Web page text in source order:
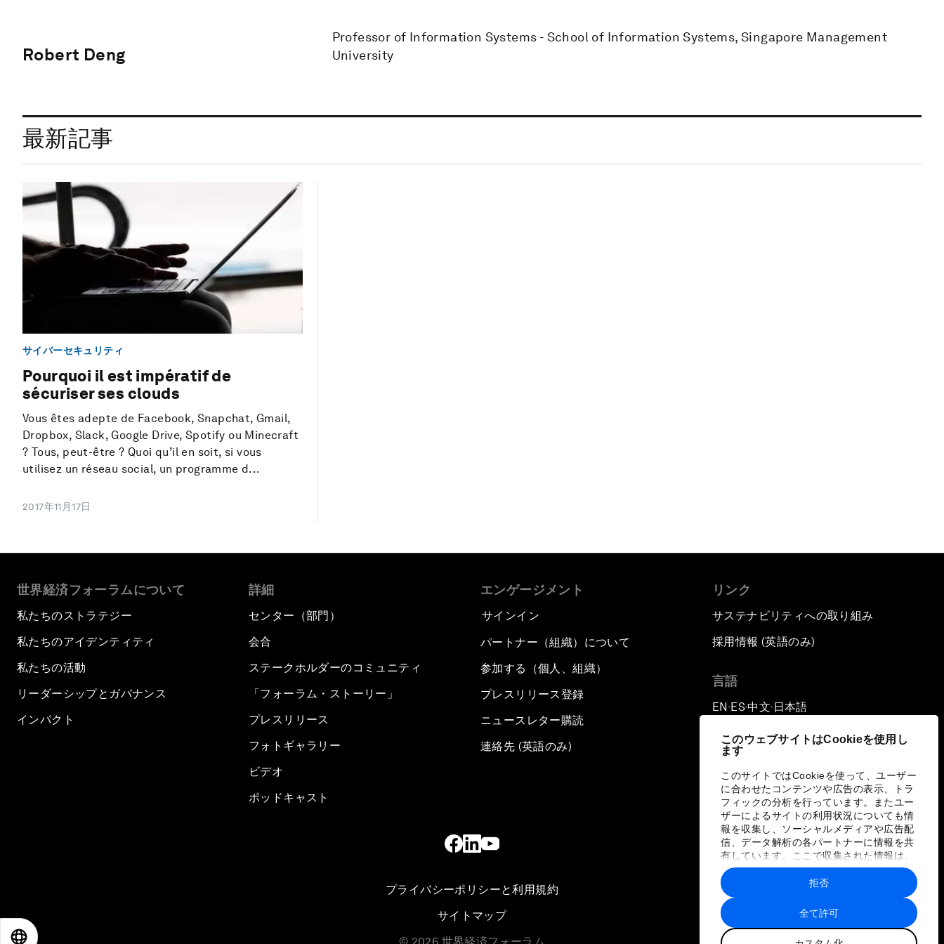
このウェブサイトはCookieを使用し
ます
このサイトではCookieを使って、ユーザー
に合わせたコンテンツや広告の表示、トラ
フィックの分析を行っています。またユー
ザーによるサイトの利用状況についても情
報を収集し、ソーシャルメディアや広告配
信、データ解析の各パートナーに情報を共
有しています。ここで収集された情報は、
ユーザーが各パートナーに提供した他の情
報や各パートナーのサービスを使用した際
に収集された情報と組み合わされ、各パー
トナーによって使用されることがありま
す。
全て許可
拒否
Robert Deng
Professor of Information Systems - School of Information Systems, Singapore Management
University
最新記事
サイバーセキュリティ
Pourquoi il est impératif de
sécuriser ses clouds
Vous êtes adepte de Facebook, Snapchat, Gmail,
Dropbox, Slack, Google Drive, Spotify ou Minecraft
? Tous, peut-être ? Quoi qu’il en soit, si vous
utilisez un réseau social, un programme d...
2017年11月17日
世界経済フォーラムについて
私たちのストラテジー
私たちのアイデンティティ
私たちの活動
リーダーシップとガバナンス
インパクト
詳細
センター（部門）
会合
ステークホルダーのコミュニティ
「フォーラム・ストーリー」
プレスリリース
フォトギャラリー
ビデオ
ポッドキャスト
エンゲージメント
サインイン
パートナー（組織）について
参加する（個人、組織）
プレスリリース登録
ニュースレター購読
連絡先 (英語のみ)
リンク
サステナビリティへの取り組み
採用情報 (英語のみ)
言語
EN ▪ ES▪中文▪ 日本語
プライバシーポリシーと利用規約
サイトマップ